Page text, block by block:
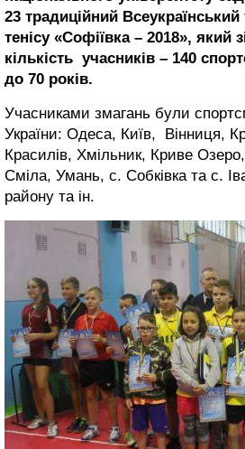
23 традиційний Всеукраїнський
тенісу «Софіївка – 2018», який
кількість учасників – 140
до 70 років.
Учасниками змагань були
України: Одеса, Київ, Вінниця,
Красилів, Хмільник, Криве
Сміла, Умань, с. Собківка та с.
району та ін.